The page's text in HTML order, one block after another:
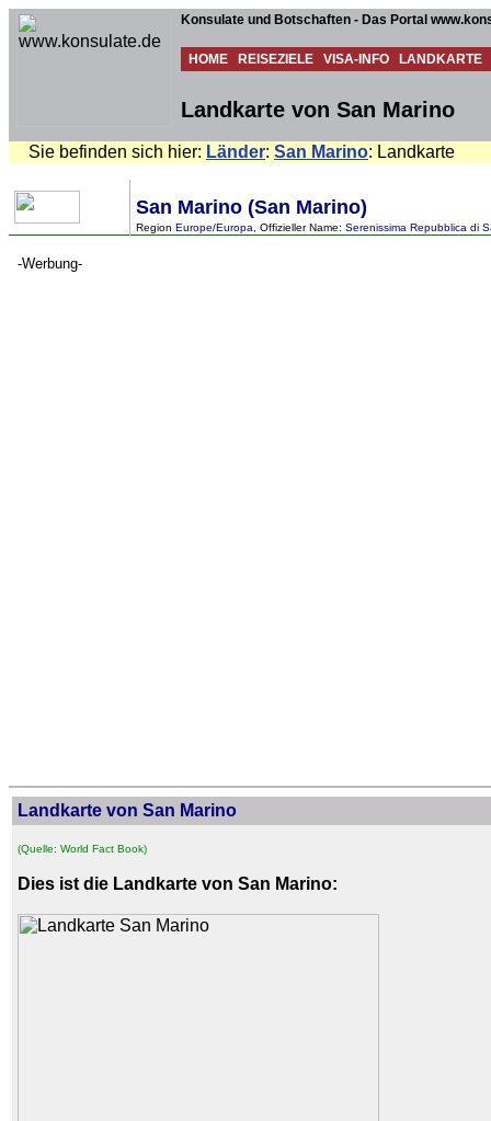
Konsulate und Botschaften - Das Portal
HOME REISEZIELE VISA-INFO LANDKARTE
Landkarte von San Marino
Sie befinden sich hier: Länder: San Marino: Landkarte
San Marino (San Marino)
Region Europe/Europa , Offizieller Name: Serenissima Repubblica di
-Werbung-
Landkarte von San Marino
(Quelle: World Fact Book)
Dies ist die Landkarte von San Marino: